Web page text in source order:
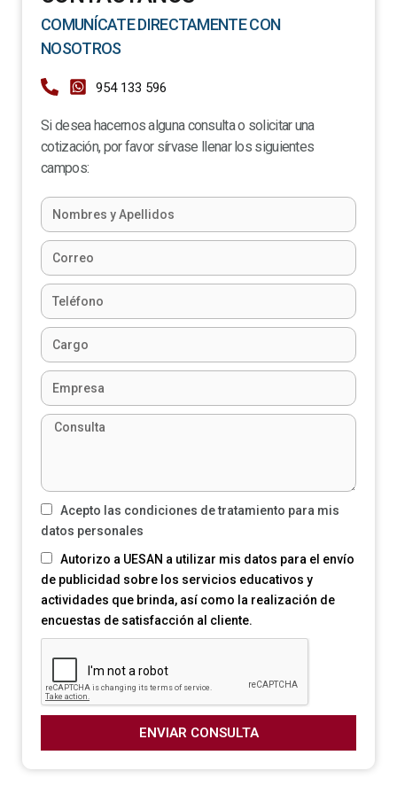
COMUNÍCATE DIRECTAMENTE CON
NOSOTROS
954 133 596
Si desea hacernos alguna consulta o solicitar una
cotización, por favor sírvase llenar los siguientes
campos:
Acepto las condiciones de tratamiento para mis
datos personales
Autorizo a UESAN a utilizar mis datos para el envío
de publicidad sobre los servicios educativos y
actividades que brinda, así como la realización de
encuestas de satisfacción al cliente.
ENVIAR CONSULTA